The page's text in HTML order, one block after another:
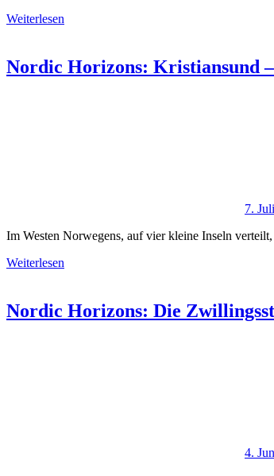
Weiterlesen
Nordic Horizons: Kristiansund
7.
Im Westen Norwegens, auf vier kleine Inseln
Weiterlesen
Nordic Horizons: Die
4.